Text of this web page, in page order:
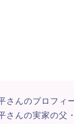
さんのプロフィ
さんの実家の父